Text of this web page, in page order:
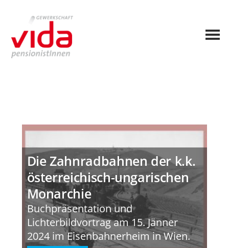
Die Zahnradbahnen der k.k.
österreichisch-ungarischen
Monarchie
Buchpräsentation und
Lichterbildvortrag am 15. Jänner
2024 im Eisenbahnerheim in Wien.